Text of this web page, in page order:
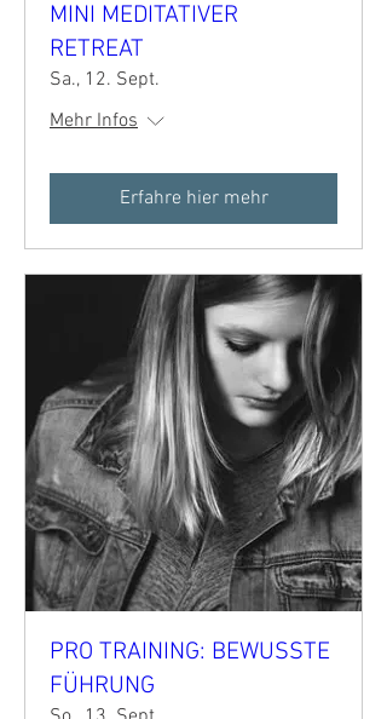
MINI MEDITATIVER
RETREAT
Sa., 12. Sept.
Mehr Infos
Erfahre hier mehr
PRO TRAINING: BEWUSSTE
FÜHRUNG